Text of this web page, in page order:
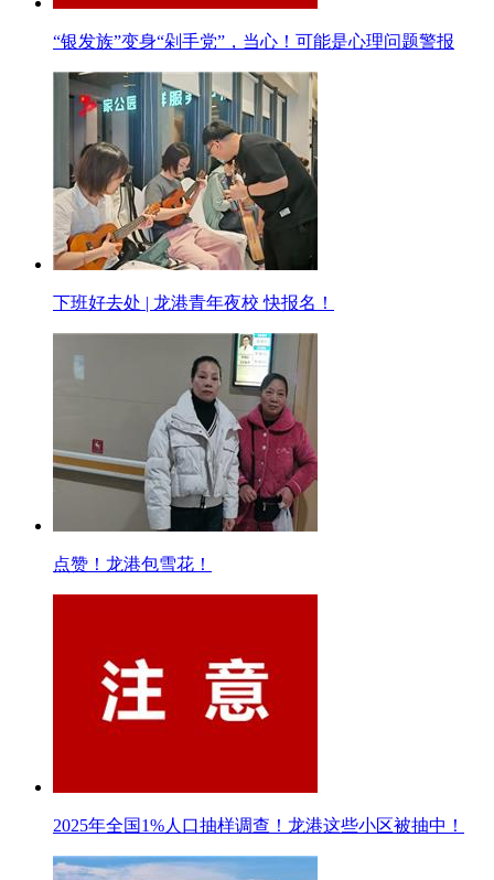
“银发族”变身“剁手党”，当心！可能是心理问题警报
下班好去处 | 龙港青年夜校 快报名！
点赞！龙港包雪花！
2025年全国1%人口抽样调查！龙港这些小区被抽中！